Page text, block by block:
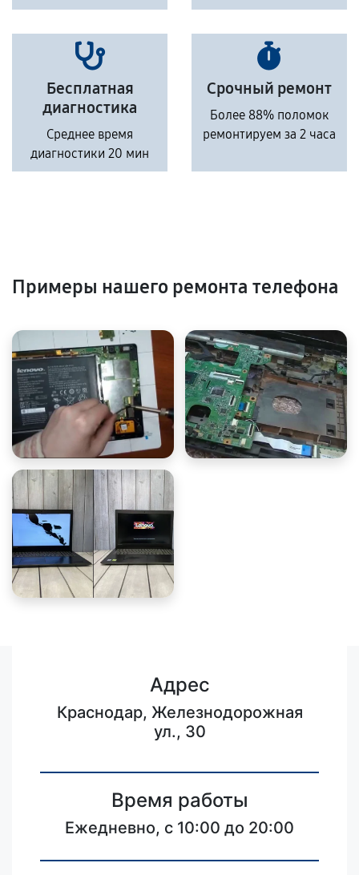
Бесплатная
диагностика
Среднее время
диагностики 20 мин
Срочный ремонт
Более 88% поломок
ремонтируем за 2 часа
Примеры нашего ремонта телефона
Адрес
Краснодар, Железнодорожная
ул., 30
Время работы
Ежедневно, с 10:00 до 20:00